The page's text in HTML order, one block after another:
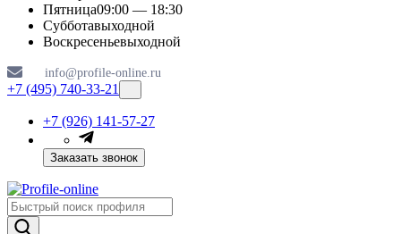
Пятница09:00 — 18:30
Субботавыходной
Воскресеньевыходной
info@profile-online.ru
+7 (495) 740-33-21
+7 (926) 141-57-27
Заказать звонок